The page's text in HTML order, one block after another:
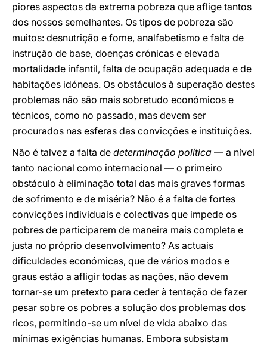
piores aspectos da extrema pobreza que aflige tantos
dos nossos semelhantes. Os tipos de pobreza são
muitos: desnutrição e fome, analfabetismo e falta de
instrução de base, doenças crónicas e elevada
mortalidade infantil, falta de ocupação adequada e de
habitações idóneas. Os obstáculos à superação destes
problemas não são mais sobretudo económicos e
técnicos, como no passado, mas devem ser
procurados nas esferas das convicções e instituições.
Não é talvez a falta de determinação política — a nível
tanto nacional como internacional — o primeiro
obstáculo à eliminação total das mais graves formas
de sofrimento e de miséria? Não é a falta de fortes
convicções individuais e colectivas que impede os
pobres de participarem de maneira mais completa e
justa no próprio desenvolvimento? As actuais
dificuldades económicas, que de vários modos e
graus estão a afligir todas as nações, não devem
tornar-se um pretexto para ceder à tentação de fazer
pesar sobre os pobres a solução dos problemas dos
ricos, permitindo-se um nível de vida abaixo das
mínimas exigências humanas. Embora subsistam